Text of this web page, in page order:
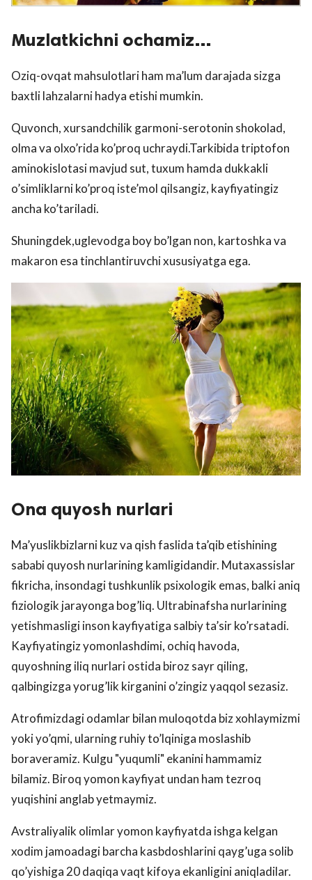
Muzlatkichni ochamiz…
Oziq-ovqat mahsulotlari ham ma’lum darajada sizga
baxtli lahzalarni hadya etishi mumkin.
Quvonch, xursandchilik garmoni-serotonin shokolad,
olma va olxo’rida ko’proq uchraydi.Tarkibida triptofon
aminokislotasi mavjud sut, tuxum hamda dukkakli
o’simliklarni ko’proq iste’mol qilsangiz, kayfiyatingiz
ancha ko’tariladi.
Shuningdek,uglevodga boy bo’lgan non, kartoshka va
makaron esa tinchlantiruvchi xususiyatga ega.
Ona quyosh nurlari
Ma’yuslikbizlarni kuz va qish faslida ta’qib etishining
sababi quyosh nurlarining kamligidandir. Mutaxassislar
fikricha, insondagi tushkunlik psixologik emas, balki aniq
fiziologik jarayonga bog’liq. Ultrabinafsha nurlarining
yetishmasligi inson kayfiyatiga salbiy ta’sir ko’rsatadi.
Kayfiyatingiz yomonlashdimi, ochiq havoda,
quyoshning iliq nurlari ostida biroz sayr qiling,
qalbingizga yorug’lik kirganini o’zingiz yaqqol sezasiz.
Atrofimizdagi odamlar bilan muloqotda biz xohlaymizmi
yoki yo’qmi, ularning ruhiy to’lqiniga moslashib
boraveramiz. Kulgu "yuqumli" ekanini hammamiz
bilamiz. Biroq yomon kayfiyat undan ham tezroq
yuqishini anglab yetmaymiz.
Avstraliyalik olimlar yomon kayfiyatda ishga kelgan
xodim jamoadagi barcha kasbdoshlarini qayg’uga solib
qo’yishiga 20 daqiqa vaqt kifoya ekanligini aniqladilar.